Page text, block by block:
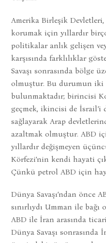
Amerika Birleşik Devletleri,
korumak için yıllardır
politikalar anlık gelişen
karşısında farklılıklar
Savaşı sonrasında bölge
olmuştur. Bu durumun iki
bulunmaktadır; birincisi
geçmek, ikincisi de İsrail’i
sağlayarak Arap
azaltmak olmuştur. ABD
yıllardır değişmeyen
Körfezi’nin kendi hayati
Çünkü petrol ABD için
Dünya Savaşı’ndan önce
sınırlıydı Umman ile bağı
ABD ile İran arasında
Dünya Savaşı sonrasında